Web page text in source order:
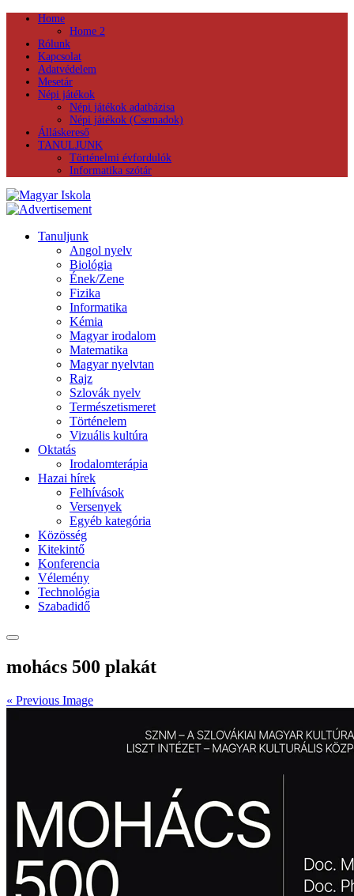
Home
Home 2
Rólunk
Kapcsolat
Adatvédelem
Mesetár
Népi játékok
Népi játékok adatbázisa
Népi játékok (Csemadok)
Álláskereső
TANULJUNK
Történelmi évfordulók
Informatika szótár
Tanuljunk
Angol nyelv
Biológia
Ének/Zene
Fizika
Informatika
Kémia
Magyar irodalom
Matematika
Magyar nyelvtan
Rajz
Szlovák nyelv
Természetismeret
Történelem
Vizuális kultúra
Oktatás
Irodalomterápia
Hazai hírek
Felhívások
Versenyek
Egyéb kategória
Közösség
Kitekintő
Konferencia
Vélemény
Technológia
Szabadidő
mohács 500 plakát
« Previous Image